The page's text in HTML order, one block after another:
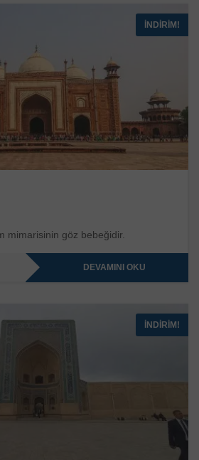
İNDIRIM!
mimarisinin göz bebeğidir.
DEVAMINI OKU
İNDIRIM!